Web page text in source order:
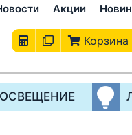
Акции
Корзина